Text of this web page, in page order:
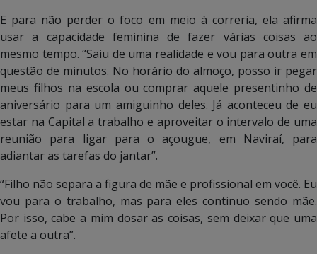
E para não perder o foco em meio à correria, ela afirma
usar a capacidade feminina de fazer várias coisas ao
mesmo tempo. “Saiu de uma realidade e vou para outra em
questão de minutos. No horário do almoço, posso ir pegar
meus filhos na escola ou comprar aquele presentinho de
aniversário para um amiguinho deles. Já aconteceu de eu
estar na Capital a trabalho e aproveitar o intervalo de uma
reunião para ligar para o açougue, em Naviraí, para
adiantar as tarefas do jantar”.
“Filho não separa a figura de mãe e profissional em você. Eu
vou para o trabalho, mas para eles continuo sendo mãe.
Por isso, cabe a mim dosar as coisas, sem deixar que uma
afete a outra”.